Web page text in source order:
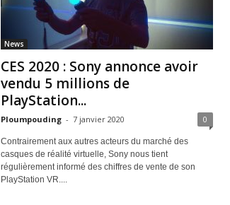
News
CES 2020 : Sony annonce avoir
vendu 5 millions de
PlayStation...
Ploumpouding - 7 janvier 2020 0
Contrairement aux autres acteurs du marché des
casques de réalité virtuelle, Sony nous tient
régulièrement informé des chiffres de vente de son
PlayStation VR....